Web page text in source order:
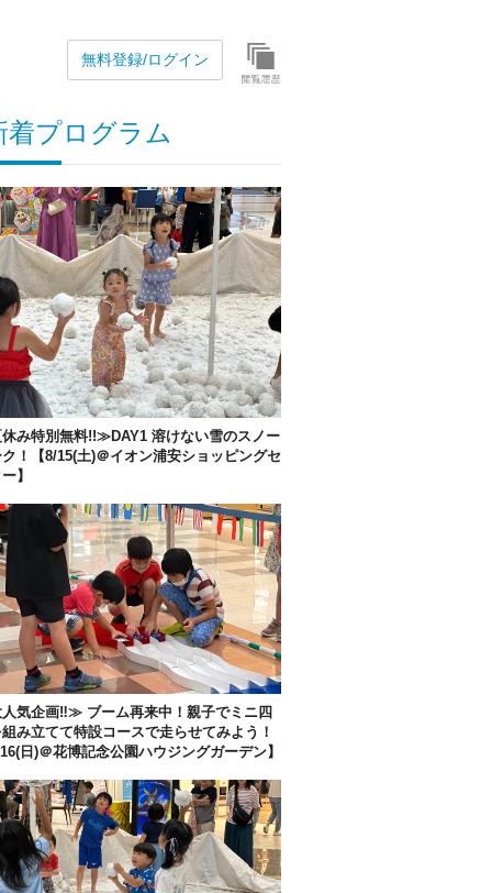
無料登録/ログイン
着プログラム
み特別無料!!≫DAY1 溶けない雪のスノー
！【8/15(土)＠イオン浦安ショッピングセ
】
気企画‼︎≫ ブーム再来中！親子でミニ四
み立てて特設コースで走らせてみよう！
16(日)＠花博記念公園ハウジングガーデン】